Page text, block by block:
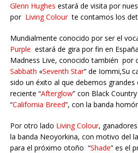
Glenn Hughes estará de visita por
por Living Colourte contamos los
Mundialmente conocido por ser el
Purple estará de gira por fin en
Madness Live, conocido también por
Sabbath «Seventh Star” de Iommi,Su
sido un éxito al que debemos
reciente “Afterglow” con Black
“California Breed”, con la banda
Por otro lado Living Colour,
la banda Neoyorkina, con motivo del
para el próximo otoño “Shade” es el